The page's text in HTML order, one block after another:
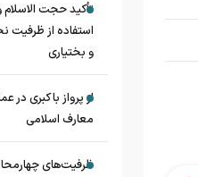
تأکید حجت
استفاده از ظرفیت
و بختیاری
از پرواز با کبری در
معارف اسلامی
ظرفیت‌های